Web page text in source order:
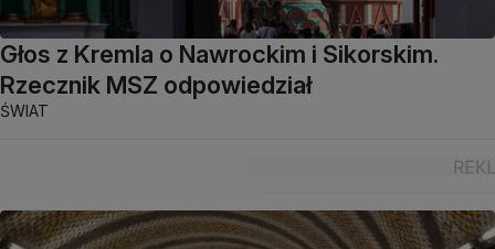
Głos z Kremla o Nawrockim i Sikorskim.
Rzecznik MSZ odpowiedział
ŚWIAT